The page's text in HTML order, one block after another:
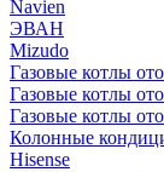
Navien
ЭВАН
Mizudo
Газовые котлы
Газовые котлы
Газовые котлы
Колонные
Hisense